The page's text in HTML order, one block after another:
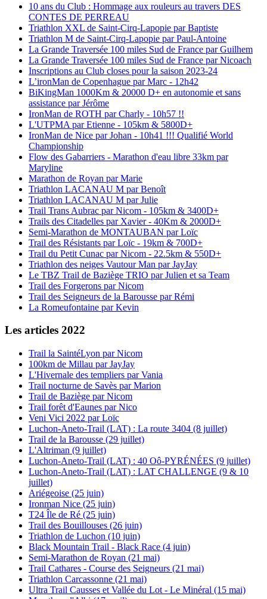
10 ans du Club : Hommage aux rouleurs au travers DES
CONTES DE PERREAU
Triathlon XXL de Saint-Cirq-Lapopie par Baptiste
Triathlon M de Saint-Cirq-Lapopie par Paul-Antoine
La Grande Traversée 100 miles Sud de France par Guilhem
La Grande Traversée 100 miles Sud de France par Nicoach
Inscriptions au Club closes pour la saison 2023-24
L’ironMan de Copenhague par Marc - 12h42
BiKingMan 1000Km & 20000 D+ en autonomie et sans
assistance par Jérôme
IronMan de ROTH par Charly - 10h57 !!
L'UTPMA par Etienne - 105km & 5800D+
IronMan de Nice par Johan - 10h41 !!! Qualifié World
Championship
Flow des Gabarriers - Marathon d'eau libre 33km par
Maryline
Marathon de Royan par Marie
Triathlon LACANAU M par Benoît
Triathlon LACANAU M par Julie
Trail Trans Aubrac par Nicom - 105km & 3400D+
Trails des Citadelles par Xavier - 40Km & 2000D+
Semi-Marathon de MONTAUBAN par Loïc
Trail des Résistants par Loïc - 19km & 700D+
Trail du Petit Cunac par Nicom - 22.5km & 550D+
Triathlon des neiges Vautour Man par JayJay
Le TBZ Trail de Baziège TRIO par Julien et sa Team
Trail des Forgerons par Nicom
Trail des Seigneurs de la Barousse par Rémi
La Romeufontaine par Kevin
Les articles 2022
Trail la SaintéLyon par Nicom
100km de Millau par JayJay
L'Hivernale des templiers par Vania
Trail nocturne de Savès par Marion
Trail de Baziège par Nicom
Trail forêt d'Eaunes par Nico
Veni Vici 2022 par Loïc
Luchon-Aneto-Trail (LAT) : La route 3404 (8 juillet)
Trail de la Barousse (29 juillet)
L'Altriman (9 juillet)
Luchon-Aneto-Trail (LAT) : 40 Oô-PYRÉNÉES (9 juillet)
Luchon-Aneto-Trail (LAT) : LAT CHALLENGE (9 & 10
juillet)
Ariégeoise (25 juin)
Ironman Nice (25 juin)
T24 Île de Ré (25 juin)
Trail des Bouillouses (26 juin)
Triathlon de Luchon (10 juin)
Black Mountain Trail - Black Race (4 juin)
Semi-Marathon de Royan (21 mai)
Trail Cathares - Course des Seigneurs (21 mai)
Triathlon Carcassonne (21 mai)
Ultra Trail Causses et Vallée du Lot - Le Minéral (15 mai)